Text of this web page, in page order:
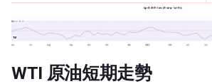
WTI 原油短期走勢